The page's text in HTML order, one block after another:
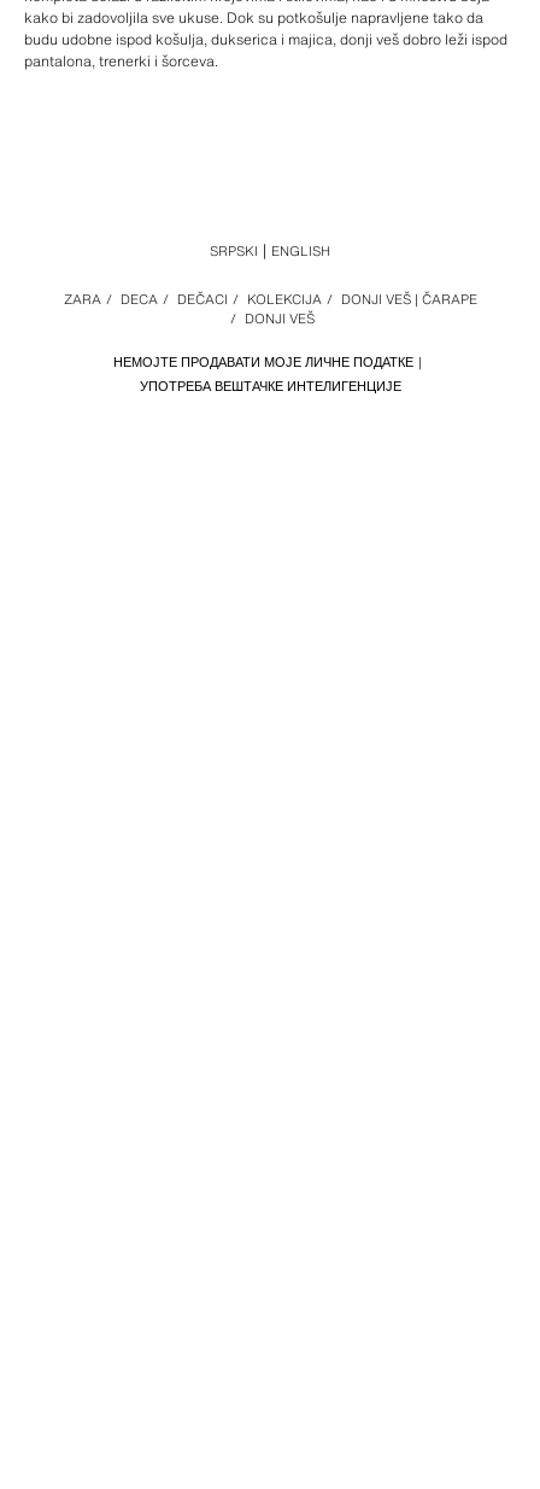
kako bi zadovoljila sve ukuse. Dok su potkošulje napravljene tako da
budu udobne ispod košulja, dukserica i majica, donji veš dobro leži ispod
pantalona, trenerki i šorceva.
НЕМОЈТЕ ПРОДАВАТИ МОЈЕ ЛИЧНЕ ПОДАТКЕ
УПОТРЕБА ВЕШТАЧКЕ ИНТЕЛИГЕНЦИЈЕ
ZARA / DECA / DEČACI / KOLEKCIJA / DONJI VEŠ | ČARAPE
/ DONJI VEŠ
SRPSKI ENGLISH